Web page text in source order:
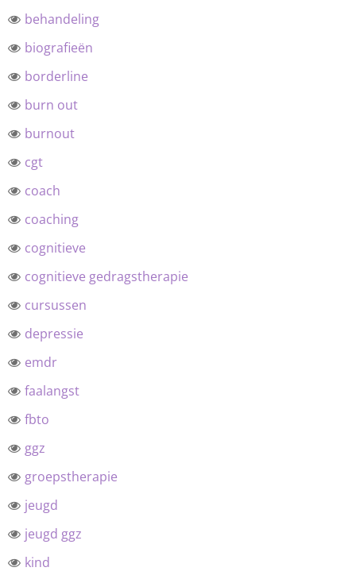
behandeling
biografieën
borderline
burn out
burnout
cgt
coach
coaching
cognitieve
cognitieve gedragstherapie
cursussen
depressie
emdr
faalangst
fbto
ggz
groepstherapie
jeugd
jeugd ggz
kind